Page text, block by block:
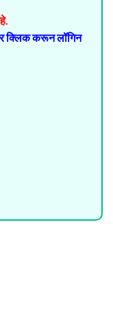
क्लिक करून लॉगिन